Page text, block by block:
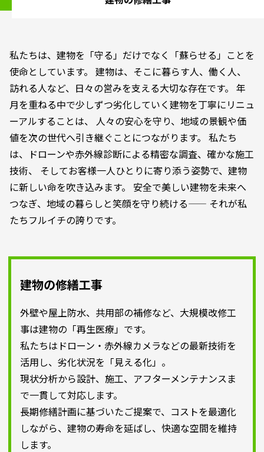
私たちは、建物を「守る」だけでなく「蘇らせる」ことを
使命としています。 建物は、そこに暮らす人、働く人、
訪れる人など、日々の営みを支える大切な存在です。 年
月を重ねる中で少しずつ劣化していく建物を丁寧にリニュ
ーアルすることは、 人々の安心を守り、地域の景観や価
値を次の世代へ引き継ぐことにつながります。 私たち
は、ドローンや赤外線診断による精密な調査、確かな施工
技術、 そしてお客様一人ひとりに寄り添う姿勢で、建物
に新しい命を吹き込みます。 安全で美しい建物を未来へ
つなぎ、地域の暮らしと笑顔を守り続ける—— それが私
たちフルイチの誇りです。
建物の修繕工事
外壁や屋上防水、共用部の補修など、大規模改修工
事は建物の「再生医療」です。
私たちはドローン・赤外線カメラなどの最新技術を
活用し、劣化状況を「見える化」。
現状分析から設計、施工、アフターメンテナンスま
で一貫して対応します。
長期修繕計画に基づいたご提案で、コストを最適化
しながら、建物の寿命を延ばし、快適な空間を維持
します。